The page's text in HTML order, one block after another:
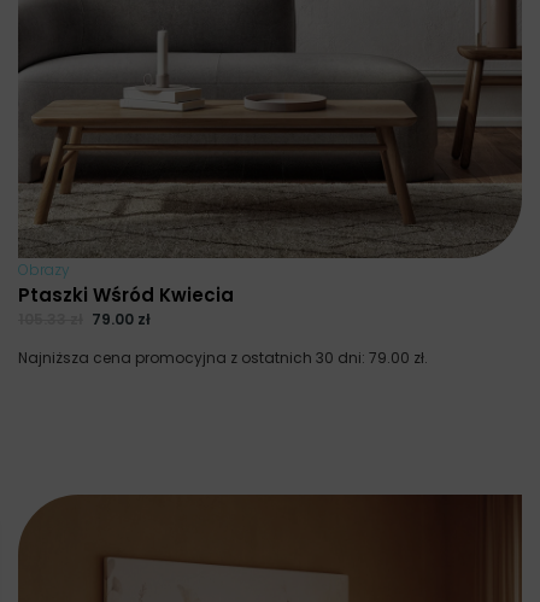
Obrazy
Ptaszki Wśród Kwiecia
79.00 zł
Najniższa cena promocyjna z ostatnich 30 dni: 79.00 zł.